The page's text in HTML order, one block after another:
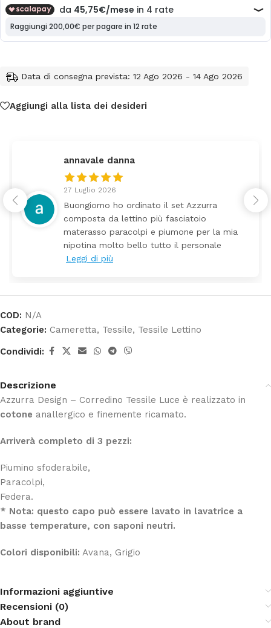
Data di consegna prevista: 12 Ago 2026 - 14 Ago 2026
Aggiungi alla lista dei desideri
2026
ho ordinato il set Azzurra
da lettino più fasciatoio
paracolpi e piumone per la mia
molto bello tutto il personale
24
COD: N/A
Categorie: Cameretta, Tessile, Tessile Lettino
Condividi:
Descrizione
Azzurra Design – Corredino Tessile Luce è realizzato in
cotone anallergico e finemente ricamato.
Arriverà completo di 3 pezzi:
Piumino sfoderabile,
Paracolpi,
Federa.
* Nota: questo capo può essere lavato in lavatrice a
basse temperature, con saponi neutri.
Colori disponibili: Avana, Grigio
Informazioni aggiuntive
Recensioni (0)
About brand